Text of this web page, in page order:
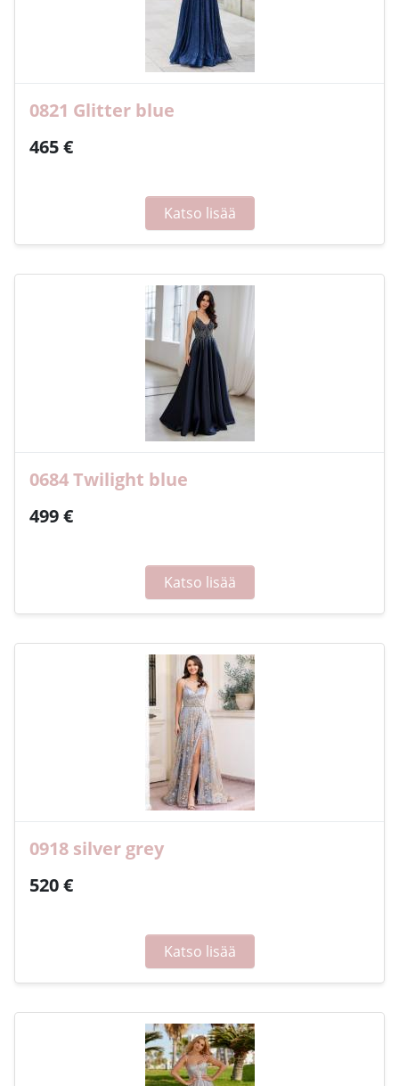
0821 Glitter blue
465 €
Katso lisää
0684 Twilight blue
499 €
Katso lisää
0918 silver grey
520 €
Katso lisää